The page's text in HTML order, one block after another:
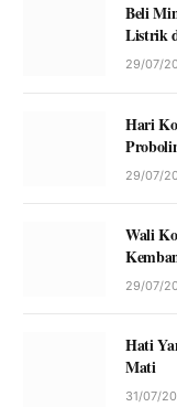
Beli
Listrik
29/07/
Hari
29/07/
Wali
29/07/
Hati
Mati
31/07/